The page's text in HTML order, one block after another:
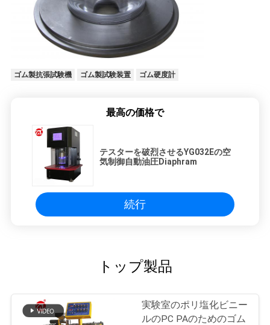
ゴム製抗張試験機 ゴム製試験装置 ゴム硬度計
最高の価格で
テスターを破烈させるYG032Eの空
気制御自動油圧Diaphram
続行
トップ製品
実験室のポリ塩化ビニー
ルのPC PAのためのゴム